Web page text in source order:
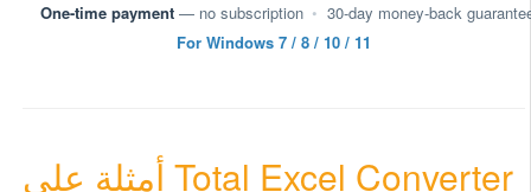
One-time payment — no subscription • 30-day money-back
For Windows 7 / 8 / 10 / 11
أمثلة على Total Excel Converter